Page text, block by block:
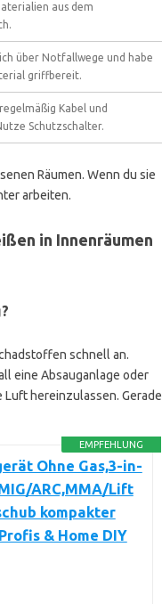
aus dem
über Notfallwege und habe
griffbereit.
Kabel und
Schutzschalter.
Räumen. Wenn du sie
arbeiten.
in Innenräumen
schnell an.
eine Absauganlage oder
hereinzulassen. Gerade
EMPFEHLUNG
Ohne Gas,3-in-
ARC,MMA/Lift
kompakter
& Home DIY